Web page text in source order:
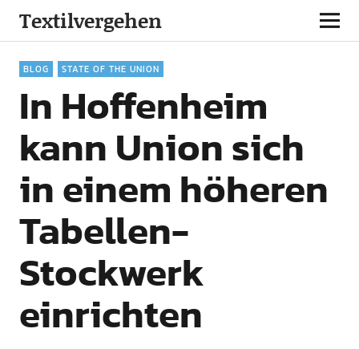
Textilvergehen
BLOG STATE OF THE UNION
In Hoffenheim
kann Union sich
in einem höheren
Tabellen-
Stockwerk
einrichten